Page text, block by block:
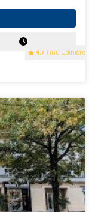
4.7 (100 Opinions)